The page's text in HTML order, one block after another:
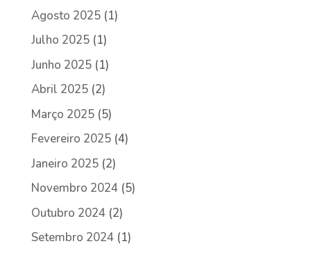
Agosto 2025(1)
Julho 2025(1)
Junho 2025(1)
Abril 2025(2)
Março 2025(5)
Fevereiro 2025(4)
Janeiro 2025(2)
Novembro 2024(5)
Outubro 2024(2)
Setembro 2024(1)